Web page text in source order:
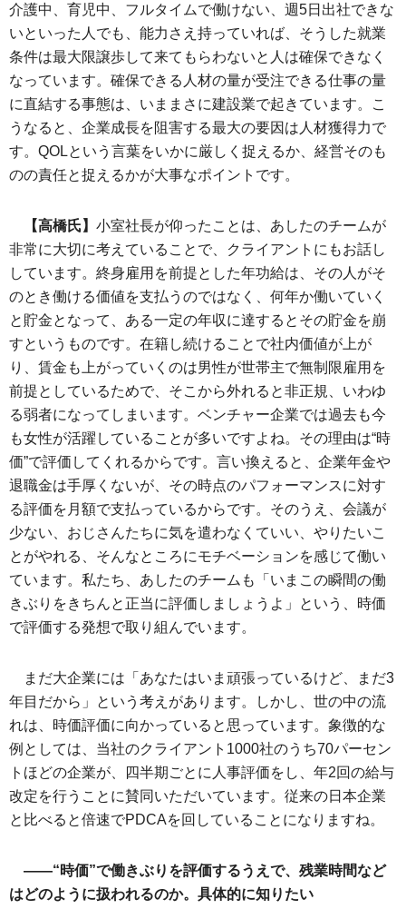
介護中、育児中、フルタイムで働けない、週5日出社できな
いといった人でも、能力さえ持っていれば、そうした就業
条件は最大限譲歩して来てもらわないと人は確保できなく
なっています。確保できる人材の量が受注できる仕事の量
に直結する事態は、いままさに建設業で起きています。こ
うなると、企業成長を阻害する最大の要因は人材獲得力で
す。QOLという言葉をいかに厳しく捉えるか、経営そのも
のの責任と捉えるかが大事なポイントです。
【高橋氏】 小室社長が仰ったことは、あしたのチームが
非常に大切に考えていることで、クライアントにもお話し
しています。終身雇用を前提とした年功給は、その人がそ
のとき働ける価値を支払うのではなく、何年か働いていく
と貯金となって、ある一定の年収に達するとその貯金を崩
すというものです。在籍し続けることで社内価値が上が
り、賃金も上がっていくのは男性が世帯主で無制限雇用を
前提としているためで、そこから外れると非正規、いわゆ
る弱者になってしまいます。ベンチャー企業では過去も今
も女性が活躍していることが多いですよね。その理由は“時
価”で評価してくれるからです。言い換えると、企業年金や
退職金は手厚くないが、その時点のパフォーマンスに対す
る評価を月額で支払っているからです。そのうえ、会議が
少ない、おじさんたちに気を遣わなくていい、やりたいこ
とがやれる、そんなところにモチベーションを感じて働い
ています。私たち、あしたのチームも「いまこの瞬間の働
きぶりをきちんと正当に評価しましょうよ」という、時価
で評価する発想で取り組んでいます。
まだ大企業には「あなたはいま頑張っているけど、まだ3
年目だから」という考えがあります。しかし、世の中の流
れは、時価評価に向かっていると思っています。象徴的な
例としては、当社のクライアント1000社のうち70パーセン
トほどの企業が、四半期ごとに人事評価をし、年2回の給与
改定を行うことに賛同いただいています。従来の日本企業
と比べると倍速でPDCAを回していることになりますね。
――“時価”で働きぶりを評価するうえで、残業時間など
はどのように扱われるのか。具体的に知りたい